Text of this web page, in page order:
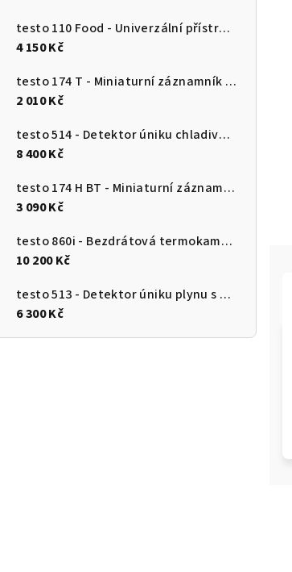
testo 110 Food - Univerzální přístroj pro měření teploty s připojením k aplikaci
4 150 Kč
testo 174 T - Miniaturní záznamník teploty s USB-C a softwarem pro PC
2 010 Kč
testo 514 - Detektor úniku chladiva s ohebnou sondou
8 400 Kč
testo 174 H BT - Miniaturní záznamník pro měření teploty a vlhkosti s Bluetooth a připojením k aplikaci
3 090 Kč
testo 860i - Bezdrátová termokamera pro chytré telefony
10 200 Kč
testo 513 - Detektor úniku plynu s ohebnou sondou
6 300 Kč